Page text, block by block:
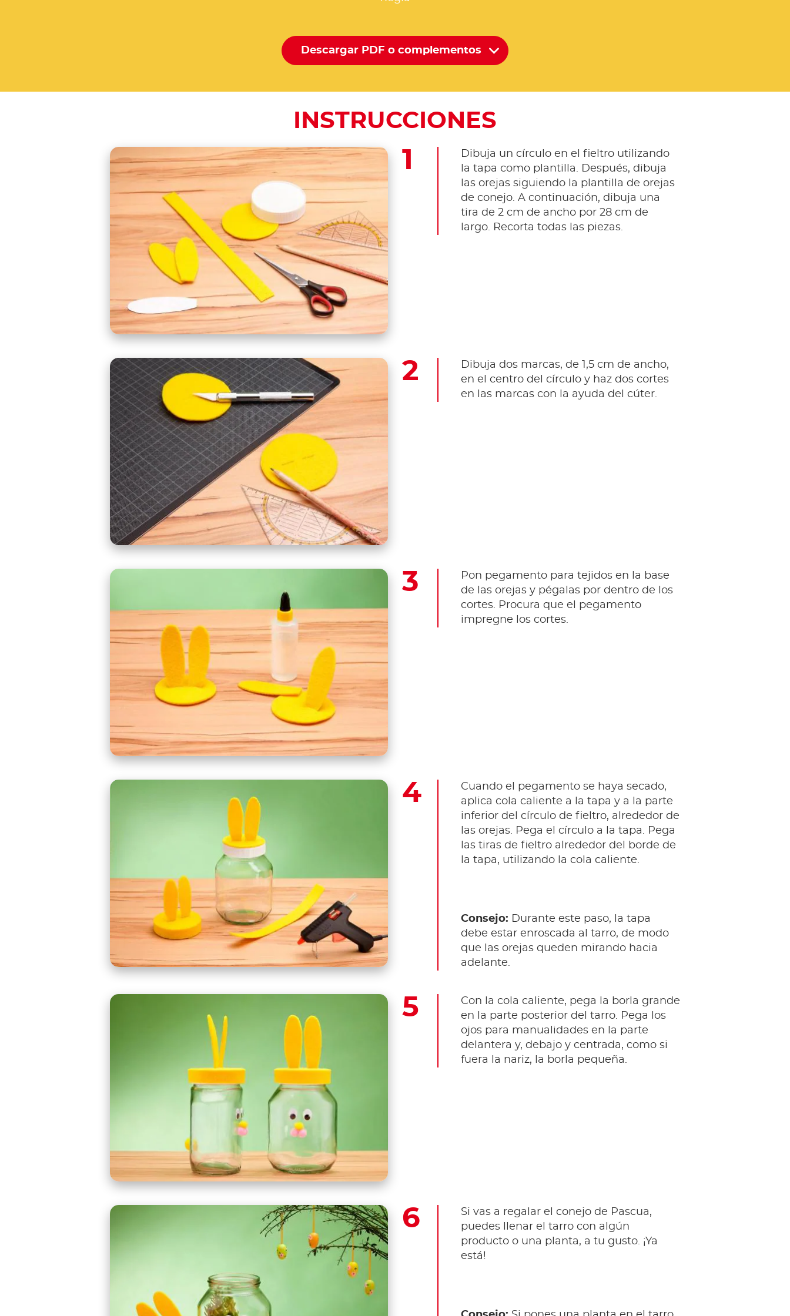
Descargar PDF o complementos
INSTRUCCIONES
Dibuja un círculo en el fieltro utilizando
la tapa como plantilla. Después, dibuja
las orejas siguiendo la plantilla de orejas
de conejo. A continuación, dibuja una
tira de 2 cm de ancho por 28 cm de
largo. Recorta todas las piezas.
Dibuja dos marcas, de 1,5 cm de ancho,
en el centro del círculo y haz dos cortes
en las marcas con la ayuda del cúter.
Pon pegamento para tejidos en la base
de las orejas y pégalas por dentro de los
cortes. Procura que el pegamento
impregne los cortes.
Cuando el pegamento se haya secado,
aplica cola caliente a la tapa y a la parte
inferior del círculo de fieltro, alrededor de
las orejas. Pega el círculo a la tapa. Pega
las tiras de fieltro alrededor del borde de
la tapa, utilizando la cola caliente.
Consejo: Durante este paso, la tapa
debe estar enroscada al tarro, de modo
que las orejas queden mirando hacia
adelante.
Con la cola caliente, pega la borla grande
en la parte posterior del tarro. Pega los
ojos para manualidades en la parte
delantera y, debajo y centrada, como si
fuera la nariz, la borla pequeña.
Si vas a regalar el conejo de Pascua,
puedes llenar el tarro con algún
producto o una planta, a tu gusto. ¡Ya
está!